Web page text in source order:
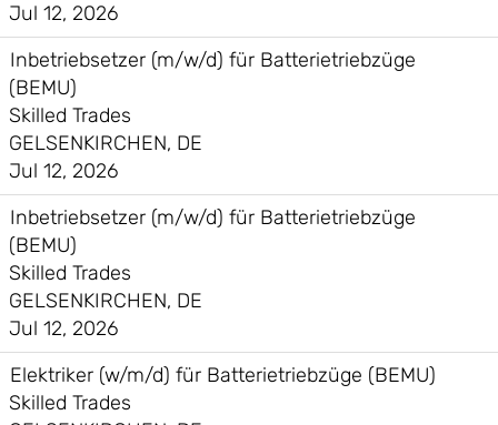
Jul 12, 2026
Inbetriebsetzer (m/w/d) für Batterietriebzüge
(BEMU)
Skilled Trades
GELSENKIRCHEN, DE
Jul 12, 2026
Inbetriebsetzer (m/w/d) für Batterietriebzüge
(BEMU)
Skilled Trades
GELSENKIRCHEN, DE
Jul 12, 2026
Elektriker (w/m/d) für Batterietriebzüge (BEMU)
Skilled Trades